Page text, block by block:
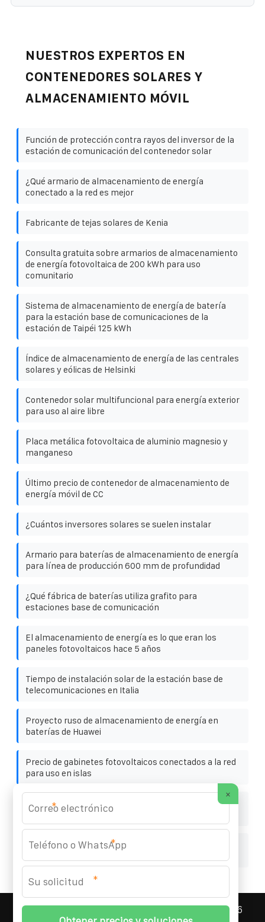
NUESTROS EXPERTOS EN
CONTENEDORES SOLARES Y
ALMACENAMIENTO MÓVIL
Función de protección contra rayos del inversor de la
estación de comunicación del contenedor solar
¿Qué armario de almacenamiento de energía
conectado a la red es mejor
Fabricante de tejas solares de Kenia
Consulta gratuita sobre armarios de almacenamiento
de energía fotovoltaica de 200 kWh para uso
comunitario
Sistema de almacenamiento de energía de batería
para la estación base de comunicaciones de la
estación de Taipéi 125 kWh
Índice de almacenamiento de energía de las centrales
solares y eólicas de Helsinki
Contenedor solar multifuncional para energía exterior
para uso al aire libre
Placa metálica fotovoltaica de aluminio magnesio y
manganeso
Último precio de contenedor de almacenamiento de
energía móvil de CC
¿Cuántos inversores solares se suelen instalar
Armario para baterías de almacenamiento de energía
para línea de producción 600 mm de profundidad
¿Qué fábrica de baterías utiliza grafito para
estaciones base de comunicación
El almacenamiento de energía es lo que eran los
paneles fotovoltaicos hace 5 años
Tiempo de instalación solar de la estación base de
telecomunicaciones en Italia
Proyecto ruso de almacenamiento de energía en
baterías de Huawei
Precio de gabinetes fotovoltaicos conectados a la red
para uso en islas
Introducción al sistema de almacenamiento de
energía de Belice Huijue
Cómo evitar que los paneles fotovoltaicos generen
ASNEF ENERGY STORAGE CONTAINER
2026
×
*
*
*